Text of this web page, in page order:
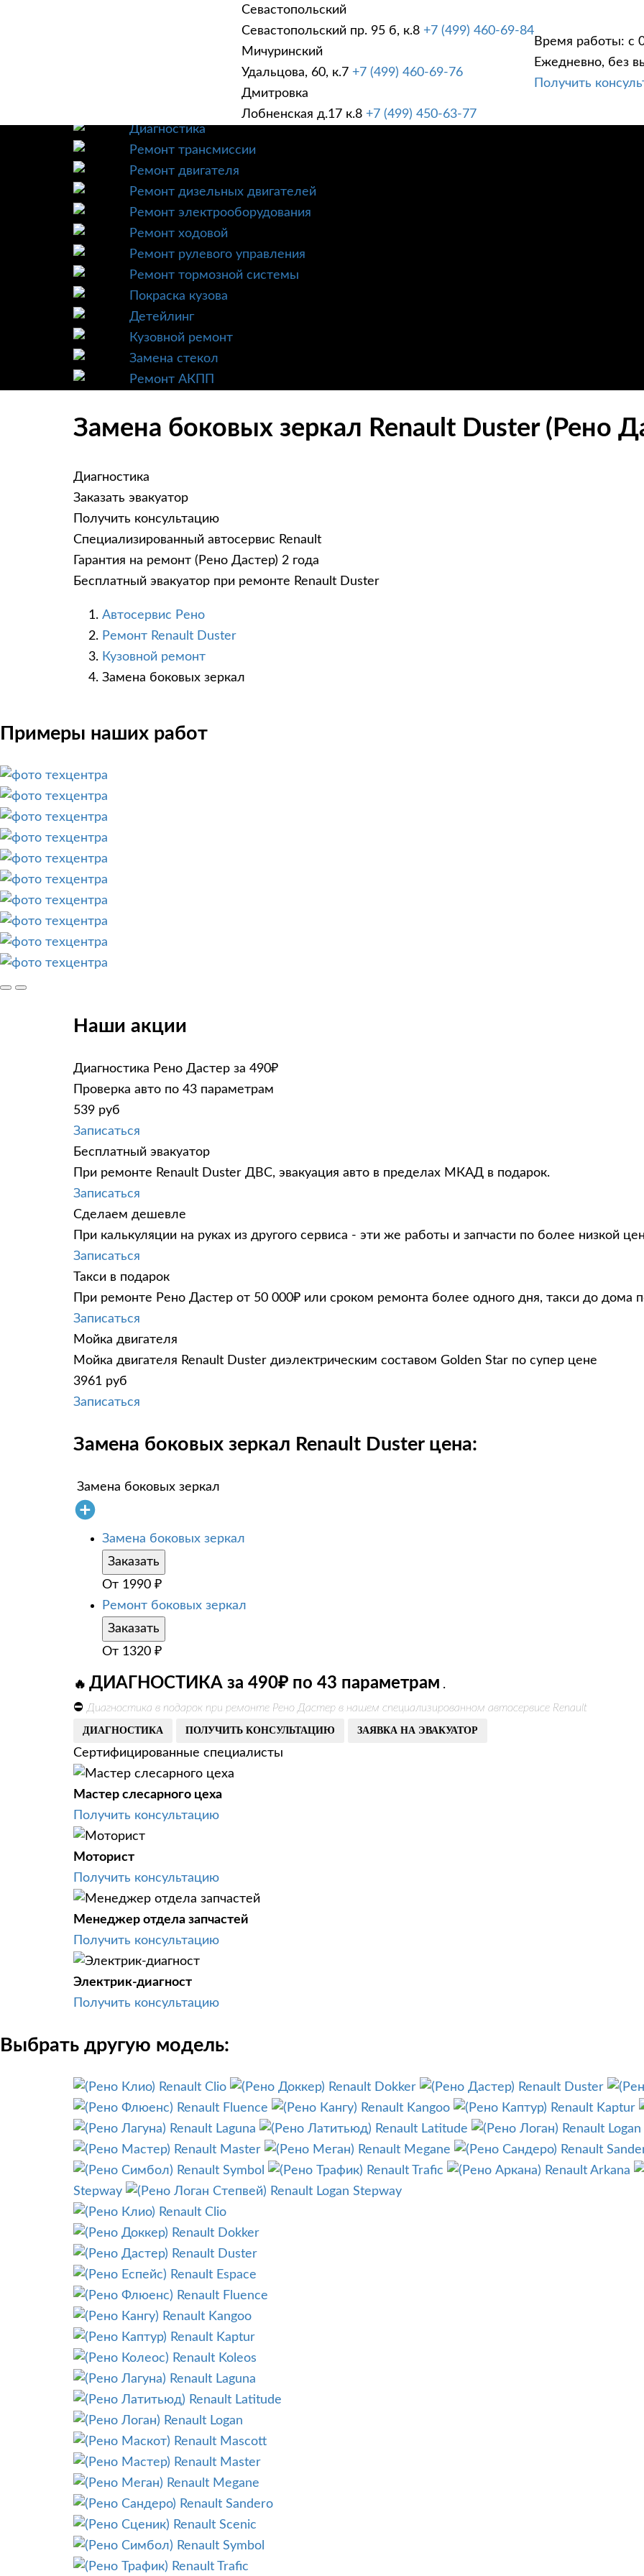
Севастопольский
Севастопольский пр. 95 б, к.8 +7 (499) 460-69-84
Мичуринский
Удальцова, 60, к.7 +7 (499) 460-69-76
Дмитровка
Лобненская д.17 к.8 +7 (499) 450-63-77
Время работы: с
Ежедневно, без
Получить
УСЛУГИ
Техническое обслуживание
Диагностика
Ремонт трансмиссии
Ремонт двигателя
Ремонт дизельных двигателей
Ремонт электрооборудования
Ремонт ходовой
Ремонт рулевого управления
Ремонт тормозной системы
Покраска кузова
Детейлинг
Кузовной ремонт
Замена стекол
Ремонт АКПП
Замена боковых зеркал Renault Duster (Рено
Диагностика
Заказать эвакуатор
Получить консультацию
Специализированный автосервис Renault
Гарантия на ремонт (Рено Дастер) 2 года
Бесплатный эвакуатор при ремонте Renault Duster
Автосервис Рено
Ремонт Renault Duster
Кузовной ремонт
Замена боковых зеркал
Примеры наших работ
Наши акции
Диагностика Рено Дастер за 490₽
Проверка авто по 43 параметрам
539 руб
Записаться
Бесплатный эвакуатор
При ремонте Renault Duster ДВС, эвакуация авто в пределах МКАД в подарок.
Записаться
Сделаем дешевле
При калькуляции на руках из другого сервиса - эти же работы и запчасти по более низкой
Записаться
Такси в подарок
При ремонте Рено Дастер от 50 000₽ или сроком ремонта более одного дня, такси до дома
Записаться
Мойка двигателя
Мойка двигателя Renault Duster диэлектрическим составом Golden Star по супер цене
3961 руб
Записаться
Замена боковых зеркал Renault Duster цена:
Замена боковых зеркал
Замена боковых зеркал
Заказать
От 1990 ₽
Ремонт боковых зеркал
Заказать
От 1320 ₽
🔥 ДИАГНОСТИКА за 490₽ по 43 параметрам .
⛔ Диагностика в подарок при ремонте Рено Дастер в нашем специализированном автосервисе Renault
ДИАГНОСТИКА ПОЛУЧИТЬ КОНСУЛЬТАЦИЮ ЗАЯВКА НА ЭВАКУАТОР
Сертифицированные специалисты
Мастер слесарного цеха
Получить консультацию
Моторист
Получить консультацию
Менеджер отдела запчастей
Получить консультацию
Электрик-диагност
Получить консультацию
Выбрать другую модель:
Renault Clio Renault Dokker
Renault Duster
Renault Fluence
Renault Kangoo
Renault Kaptur
Renault Laguna
Renault Latitude
Renault Logan
Renault Master
Renault Megane
Renault
Renault Symbol
Renault Trafic
Renault Arkana
Stepway
Renault Logan Stepway
Renault Clio
Renault Dokker
Renault Duster
Renault Espace
Renault Fluence
Renault Kangoo
Renault Kaptur
Renault Koleos
Renault Laguna
Renault Latitude
Renault Logan
Renault Mascott
Renault Master
Renault Megane
Renault Sandero
Renault Scenic
Renault Symbol
Renault Trafic